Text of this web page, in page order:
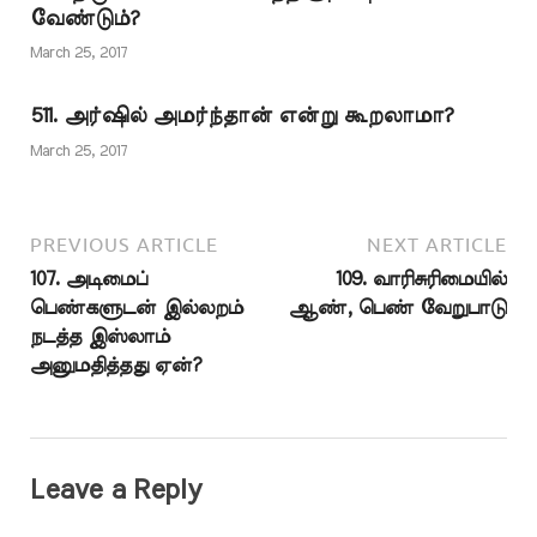
வேண்டும்?
March 25, 2017
511. அர்ஷில் அமர்ந்தான் என்று கூறலாமா?
March 25, 2017
PREVIOUS ARTICLE
107. அடிமைப்
பெண்களுடன் இல்லறம்
நடத்த இஸ்லாம்
அனுமதித்தது ஏன்?
NEXT ARTICLE
109. வாரிசுரிமையில்
ஆண், பெண் வேறுபாடு
Leave a Reply